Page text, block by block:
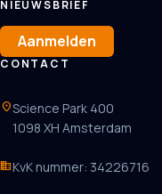
NIEUWSBRIEF
Aanmelden
CONTACT
location_onScience Park 400
1098 XH Amsterdam
businessKvK nummer: 34226716